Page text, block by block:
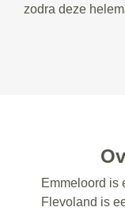
zodra deze
Emmeloord is
Flevoland is